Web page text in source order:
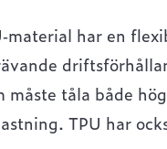
har en
tåla både
TPU har